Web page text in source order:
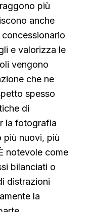
più
anche
e valorizza le
vengono
che ne
spesso
di
la fotografia
più nuovi, più
notevole come
bilanciati o
distrazioni
la